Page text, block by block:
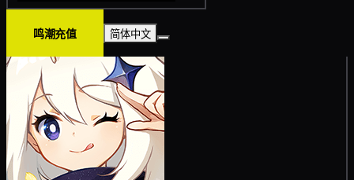
鸣潮充值 简体中文